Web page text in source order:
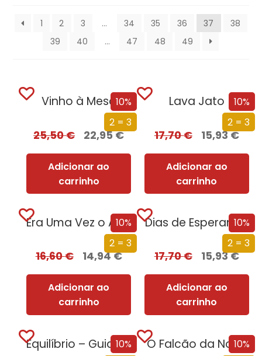
1 2 3 … 34 35 36 37
38
39
40 … 47 48 49
10%
2 = 3
Vinho à Mesa
25,50€ 22,95€
Adicionar ao
carrinho
10%
2 = 3
Lava Jato
17,70€ 15,93€
Adicionar ao
carrinho
10%
2 = 3
Era Uma Vez o Amor
16,60€ 14,94€
Adicionar ao
carrinho
10%
2 = 3
Dias de Esperança
17,70€ 15,93€
Adicionar ao
carrinho
10%
Equilíbrio – Guia de Receitas para um...
10%
O Falcão da Noite